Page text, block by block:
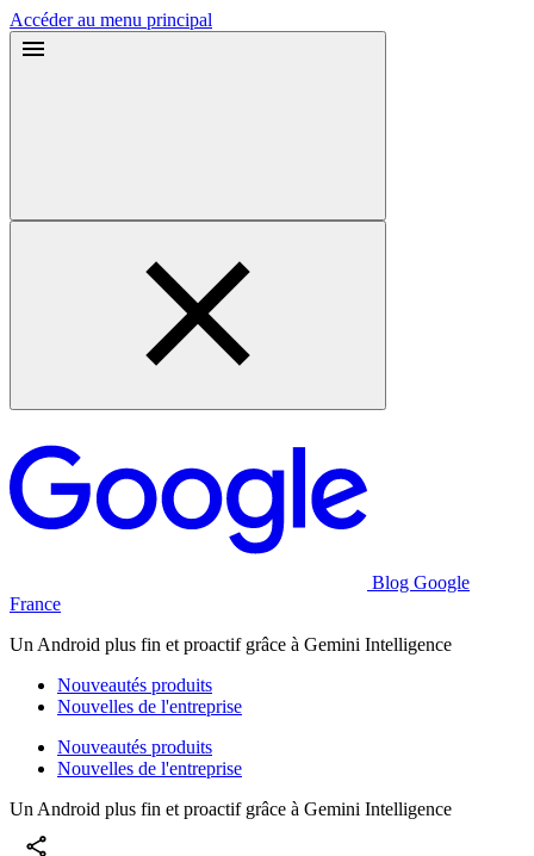
Accéder au menu principal
Blog Google
France
Un Android plus fin et proactif grâce à Gemini Intelligence
Nouveautés produits
Nouvelles de l'entreprise
Nouveautés produits
Nouvelles de l'entreprise
Un Android plus fin et proactif grâce à Gemini Intelligence